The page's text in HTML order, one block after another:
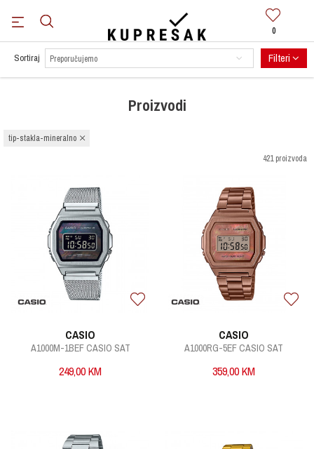
0
BESPLATNA DOSTAVA za sve narudžbe preko 100 KM.Saznaj više
Proizvodi
Sortiraj Filteri
tip-stakla-mineralno
421 proizvoda
CASIO
A1000M-1BEF CASIO SAT
249,00KM
CASIO
A1000RG-5EF CASIO SAT
359,00KM